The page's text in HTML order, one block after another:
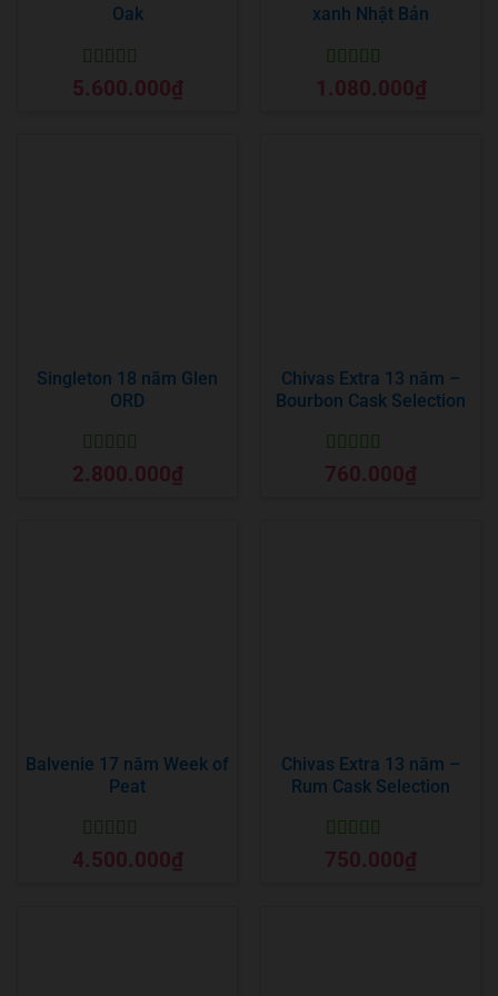
Oak
Được xếp
hạng55 sao
5.600.000₫
xanh Nhật Bản
Được xếp
hạng55 sao
1.080.000₫
Singleton 18 năm Glen
ORD
Được xếp
hạng55 sao
2.800.000₫
Chivas Extra 13 năm –
Bourbon Cask Selection
Được xếp
hạng55 sao
760.000₫
Balvenie 17 năm Week of
Peat
Được xếp
hạng55 sao
4.500.000₫
Chivas Extra 13 năm –
Rum Cask Selection
Được xếp
hạng55 sao
750.000₫